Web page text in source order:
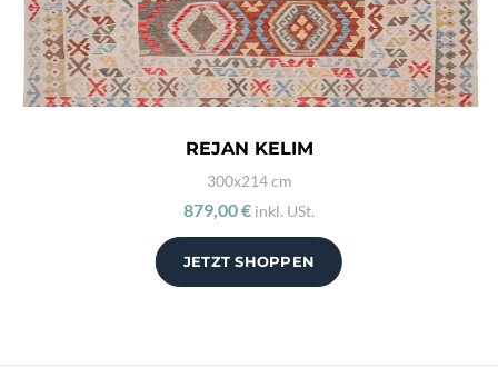
JETZT SHOPPEN
REJAN KELIM
300x214 cm
879,00 € inkl. USt.